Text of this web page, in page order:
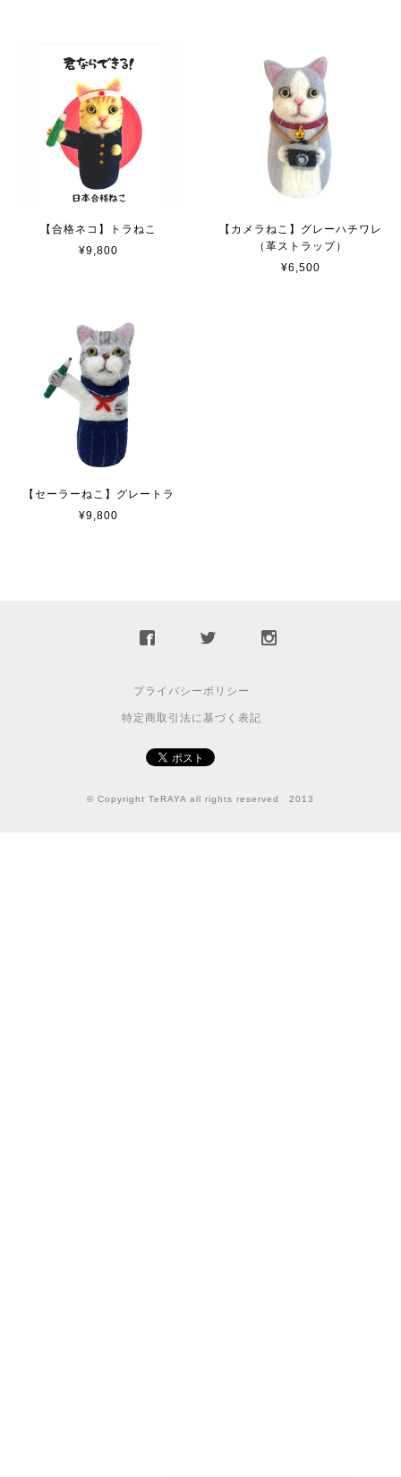
【合格ネコ】トラねこ
¥9,800
【カメラねこ】グレーハチワレ
（革ストラップ）
¥6,500
【セーラーねこ】グレートラ
¥9,800
プライバシーポリシー
特定商取引法に基づく表記
© Copyright TeRAYA all rights reserved 2013